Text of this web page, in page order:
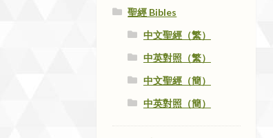
聖經 Bibles
中文聖經（繁）
中英對照（繁）
中文聖經（簡）
中英對照（簡）